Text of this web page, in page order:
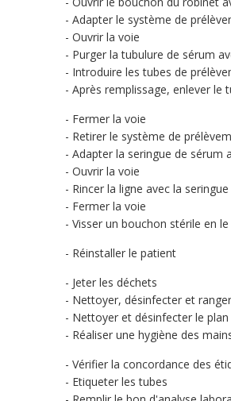
Adapter le système de
Ouvrir la voie
Purger la tubulure de sérum
Introduire les tubes de
Après remplissage, enlever le
Fermer la voie
Retirer le système de
Adapter la seringue de sérum
Ouvrir la voie
Rincer la ligne avec la
Fermer la voie
Visser un bouchon stérile en
Réinstaller le patient
Jeter les déchets
Nettoyer, désinfecter et
Nettoyer et désinfecter le plan
Réaliser une hygiène des
Vérifier la concordance des
Etiqueter les tubes